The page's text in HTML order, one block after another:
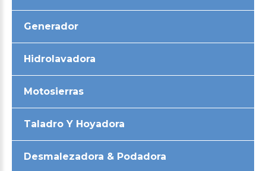
Generador
Hidrolavadora
Motosierras
Taladro Y Hoyadora
Desmalezadora & Podadora